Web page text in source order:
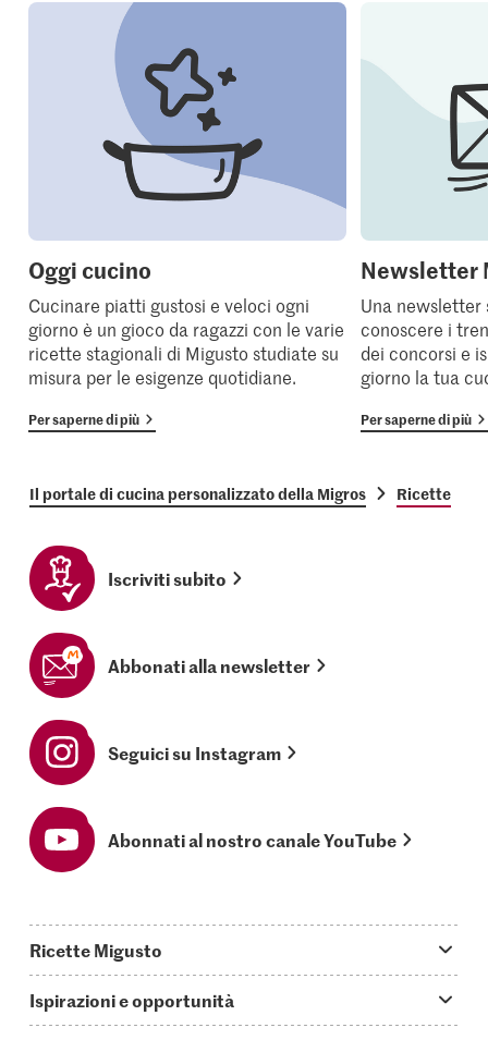
Oggi cucino
Cucinare piatti gustosi e veloci ogni
giorno è un gioco da ragazzi con le varie
ricette stagionali di Migusto studiate su
misura per le esigenze quotidiane.
Per saperne di più
Newsletter
Una
conoscere i
dei concorsi e
giorno la tua
Per saperne di più
Il portale di cucina personalizzato della Migros Ricette
Iscriviti subito
Abbonati alla newsletter
Seguici su Instagram
Abonnati al nostro canale YouTube
Ricette Migusto
Oggi cucino
Ispirazioni e opportunità